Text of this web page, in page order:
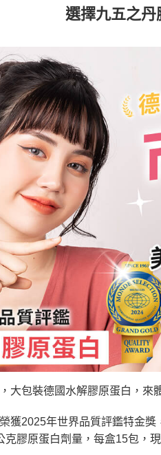
選擇九五之丹
大包裝德國水解膠原蛋白，來
獲2025年世界品質評鑑特金
膠原蛋白劑量，每盒15包，